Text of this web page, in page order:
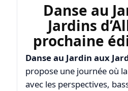
Danse au
Jardins
prochaine
Danse au Jardin aux
propose une journée où
avec les perspectives,